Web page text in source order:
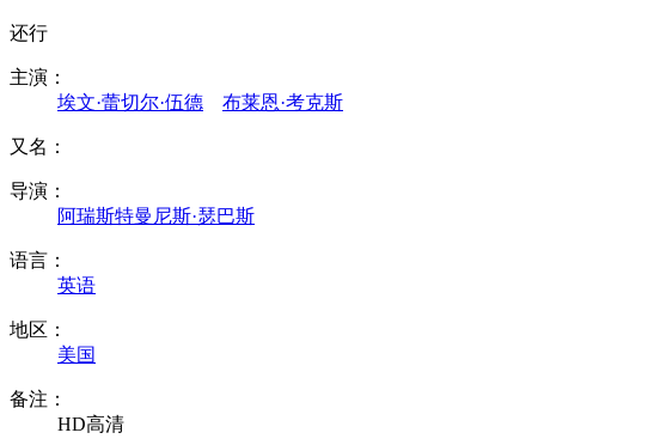
还行
主演：
埃文·蕾切尔·伍德
布莱恩·考克斯
又名：
导演：
阿瑞斯特曼尼斯·瑟巴斯
语言：
英语
地区：
美国
备注：
HD高清